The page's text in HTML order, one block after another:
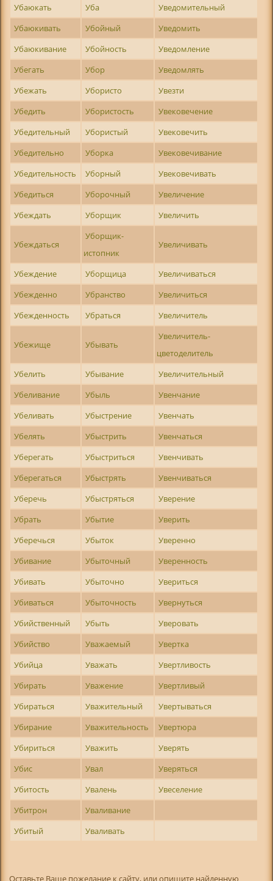
Убаюкать
Уба
Уведомительный
Убаюкивать
Убойный
Уведомить
Убаюкивание
Убойность
Уведомление
Убегать
Убор
Уведомлять
Убежать
Убористо
Увезти
Убедить
Убористость
Увековечение
Убедительный
Убористый
Увековечить
Убедительно
Уборка
Увековечивание
Убедительность
Уборный
Увековечивать
Убедиться
Уборочный
Увеличение
Убеждать
Уборщик Увеличить
Убеждаться
Уборщик-
истопник
Увеличивать
Убеждение Уборщица
Увеличиваться
Убежденно
Убранство
Увеличиться
Убежденность
Убраться Увеличитель
Убежище Убывать
Увеличитель-
цветоделитель
Убелить
Убывание
Увеличительный
Убеливание
Убыль
Увенчание
Убеливать
Убыстрение
Увенчать
Убелять
Убыстрить
Увенчаться
Уберегать
Убыстриться
Увенчивать
Уберегаться
Убыстрять
Увенчиваться
Уберечь
Убыстряться
Уверение
Убрать
Убытие
Уверить
Уберечься
Убыток
Уверенно
Убивание
Убыточный
Уверенность
Убивать
Убыточно
Увериться
Убиваться
Убыточность
Увернуться
Убийственный
Убыть
Уверовать
Убийство
Уважаемый
Увертка
Убийца
Уважать
Увертливость
Убирать
Уважение
Увертливый
Убираться
Уважительный
Увертываться
Убирание
Уважительность
Увертюра
Убириться
Уважить
Уверять
Убис
Увал
Уверяться
Убитость
Увалень
Увеселение
Убитрон
Уваливание
Убитый
Уваливать
Оставьте Ваше пожелание к сайту, или опишите найденную